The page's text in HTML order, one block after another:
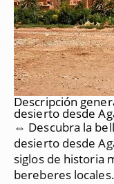
Descripción
desierto desde
⇔ Descubra la
desierto desde
siglos de historia
bereberes locales.